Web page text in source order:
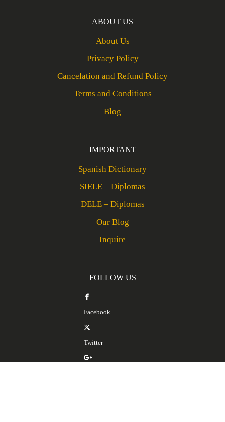
ABOUT US
About Us
Privacy Policy
Cancelation and Refund Policy
Terms and Conditions
Blog
IMPORTANT
Spanish Dictionary
SIELE – Diplomas
DELE – Diplomas
Our Blog
Inquire
FOLLOW US
Facebook
Twitter